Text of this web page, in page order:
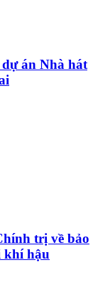
án Nhà hát
trị về bảo
khí hậu